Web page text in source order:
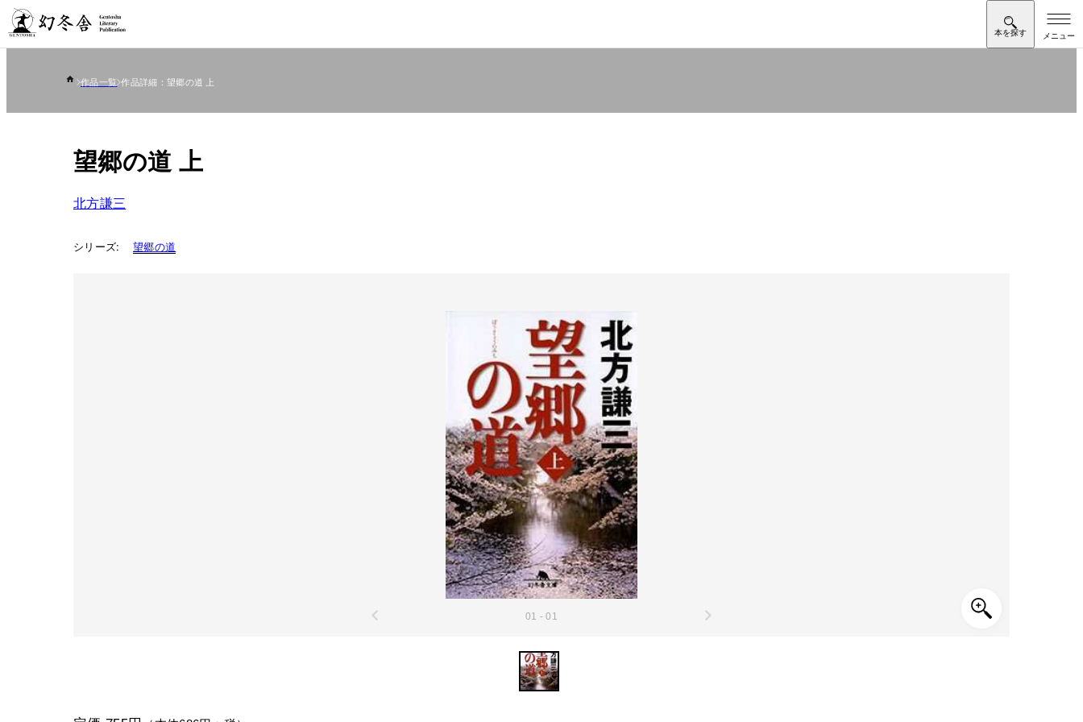
作品一覧 作品詳細：望郷の道 上
望郷の道 上
北方謙三
シリーズ: 望郷の道
01 - 01